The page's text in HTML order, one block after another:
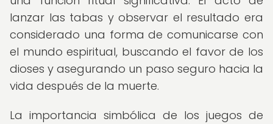
lanzar las tabas y observar el resultado era
considerado una forma de comunicarse con
el mundo espiritual, buscando el favor de los
dioses y asegurando un paso seguro hacia la
vida después de la muerte.
La importancia simbólica de los juegos de